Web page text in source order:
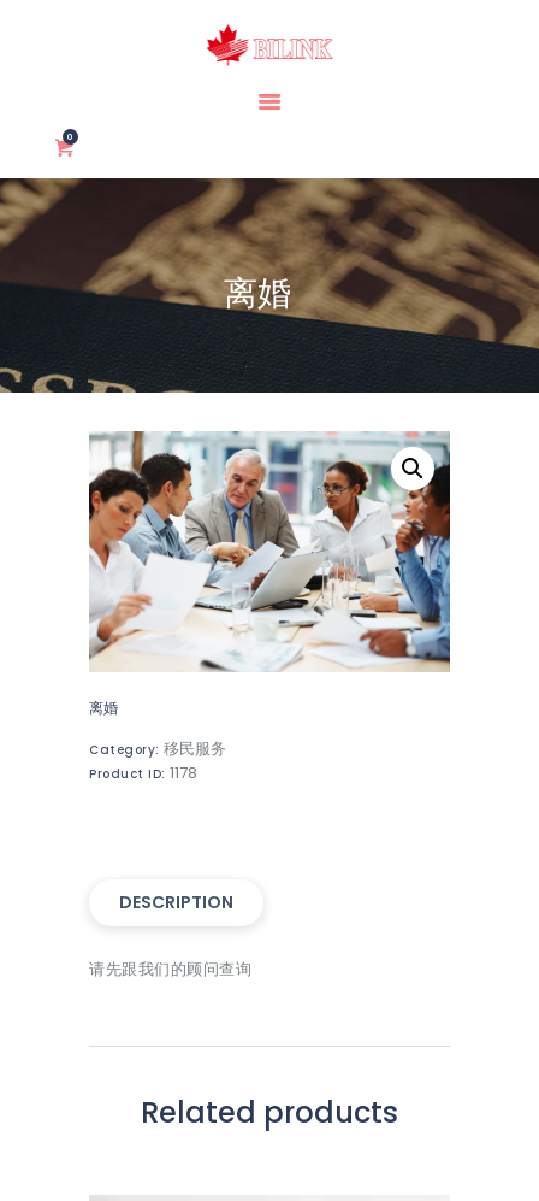
0
离婚
关于我们
加拿大移民
加拿大留学
签证/护照
服务项目
离婚
Category: 移民服务
Product ID: 1178
DESCRIPTION
请先跟我们的顾问查询
Related products